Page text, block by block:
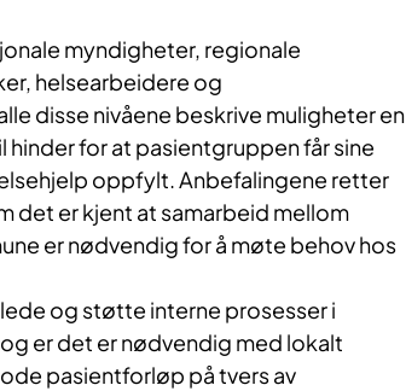
myndigheter, regionale
helsearbeidere og
disse nivåene beskrive muligheter en
hinder for at pasientgruppen får sine
oppfylt. Anbefalingene retter
det er kjent at samarbeid mellom
er nødvendig for å møte behov hos
og støtte interne prosesser i
er det er nødvendig med lokalt
pasientforløp på tvers av